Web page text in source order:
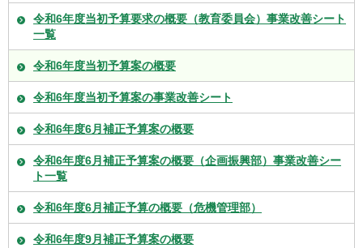
令和6年度当初予算要求の概要（教育委員会）事業改善シート
一覧
令和6年度当初予算案の概要
令和6年度当初予算案の事業改善シート
令和6年度6月補正予算案の概要
令和6年度6月補正予算案の概要（企画振興部）事業改善シー
ト一覧
令和6年度6月補正予算の概要（危機管理部）
令和6年度9月補正予算案の概要